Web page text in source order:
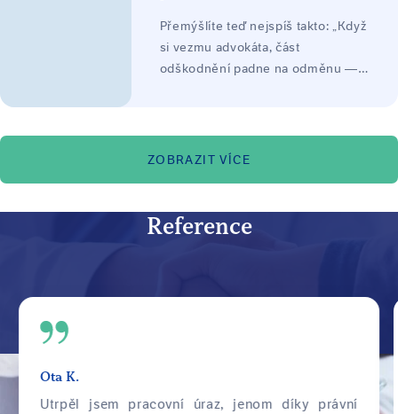
platí zaměstnavatel ze svého
zákonného pojištění.
Přemýšlíte teď nejspíš takto: „Když
si vezmu advokáta, část
odškodnění padne na odměnu —
ZOBRAZIT VÍCE
Reference
Ota K.
Utrpěl jsem pracovní úraz, jenom díky právní